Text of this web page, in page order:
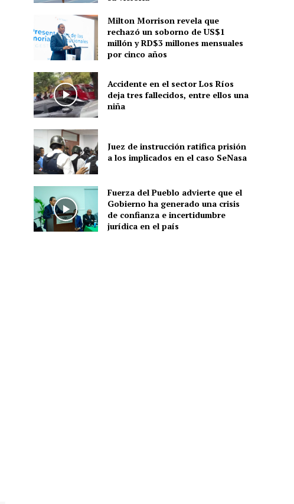
Milton Morrison revela que
rechazó un soborno de US$1
millón y RD$3 millones mensuales
por cinco años
Accidente en el sector Los Ríos
deja tres fallecidos, entre ellos una
niña
Juez de instrucción ratifica prisión
a los implicados en el caso SeNasa
Fuerza del Pueblo advierte que el
Gobierno ha generado una crisis
de confianza e incertidumbre
jurídica en el país